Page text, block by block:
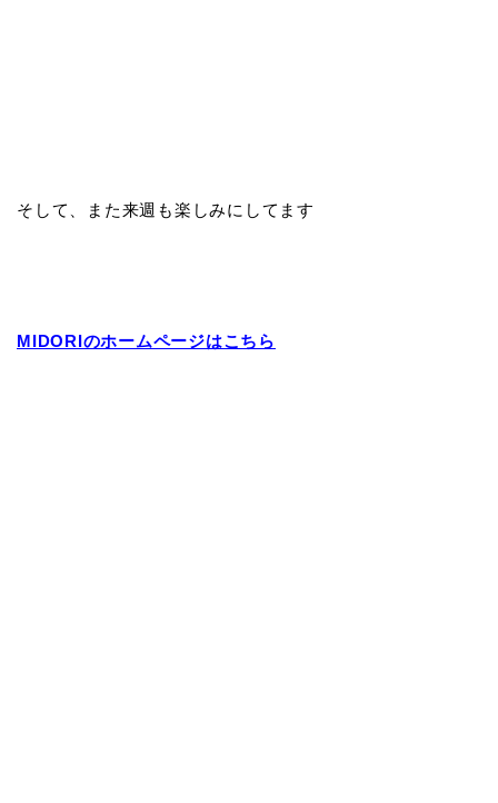
そして、また来週も楽しみにしてます
MIDORIのホームページはこちら